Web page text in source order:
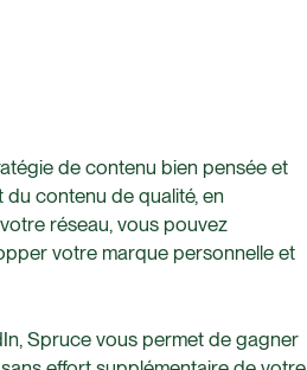
de contenu bien pensée et
contenu de qualité, en
réseau, vous pouvez
votre marque personnelle et
Spruce vous permet de gagner